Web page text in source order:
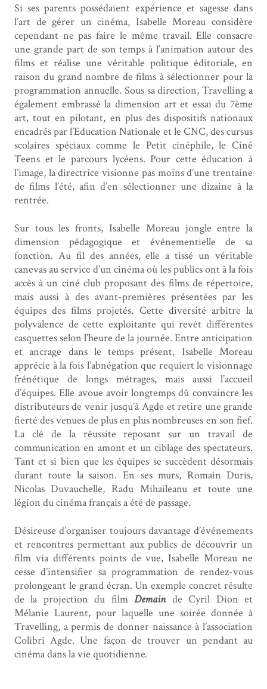
Si ses parents possédaient expérience et sagesse dans
l’art de gérer un cinéma, Isabelle Moreau considère
cependant ne pas faire le même travail. Elle consacre
une grande part de son temps à l’animation autour des
films et réalise une véritable politique éditoriale, en
raison du grand nombre de films à sélectionner pour la
programmation annuelle. Sous sa direction, Travelling a
également embrassé la dimension art et essai du 7ème
art, tout en pilotant, en plus des dispositifs nationaux
encadrés par l’Education Nationale et le CNC, des cursus
scolaires spéciaux comme le Petit cinéphile, le Ciné
Teens et le parcours lycéens. Pour cette éducation à
l’image, la directrice visionne pas moins d’une trentaine
de films l’été, afin d’en sélectionner une dizaine à la
rentrée.
Sur tous les fronts, Isabelle Moreau jongle entre la
dimension pédagogique et événementielle de sa
fonction. Au fil des années, elle a tissé un véritable
canevas au service d’un cinéma où les publics ont à la fois
accès à un ciné club proposant des films de répertoire,
mais aussi à des avant-premières présentées par les
équipes des films projetés. Cette diversité arbitre la
polyvalence de cette exploitante qui revêt différentes
casquettes selon l’heure de la journée. Entre anticipation
et ancrage dans le temps présent, Isabelle Moreau
apprécie à la fois l’abnégation que requiert le visionnage
frénétique de longs métrages, mais aussi l’accueil
d’équipes. Elle avoue avoir longtemps dû convaincre les
distributeurs de venir jusqu’à Agde et retire une grande
fierté des venues de plus en plus nombreuses en son fief.
La clé de la réussite reposant sur un travail de
communication en amont et un ciblage des spectateurs.
Tant et si bien que les équipes se succèdent désormais
durant toute la saison. En ses murs, Romain Duris,
Nicolas Duvauchelle, Radu Mihaileanu et toute une
légion du cinéma français a été de passage.
Désireuse d’organiser toujours davantage d’événements
et rencontres permettant aux publics de découvrir un
film via différents points de vue, Isabelle Moreau ne
cesse d’intensifier sa programmation de rendez-vous
prolongeant le grand écran. Un exemple concret résulte
de la projection du filmDemain de Cyril Dion et
Mélanie Laurent, pour laquelle une soirée donnée à
Travelling, a permis de donner naissance à l’association
Colibri Agde. Une façon de trouver un pendant au
cinéma dans la vie quotidienne.